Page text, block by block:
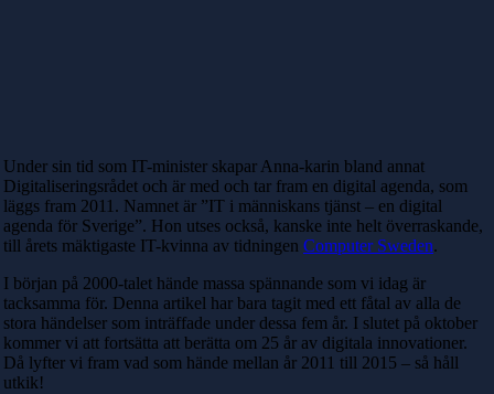
Under sin tid som IT-minister skapar Anna-karin bland annat
Digitaliseringsrådet och är med och tar fram en digital agenda, som
läggs fram 2011. Namnet är ”IT i människans tjänst – en digital
agenda för Sverige”. Hon utses också, kanske inte helt överraskande,
till årets mäktigaste IT-kvinna av tidningen Computer Sweden.
I början på 2000-talet hände massa spännande som vi idag är
tacksamma för. Denna artikel har bara tagit med ett fåtal av alla de
stora händelser som inträffade under dessa fem år. I slutet på oktober
kommer vi att fortsätta att berätta om 25 år av digitala innovationer.
Då lyfter vi fram vad som hände mellan år 2011 till 2015 – så håll
utkik!